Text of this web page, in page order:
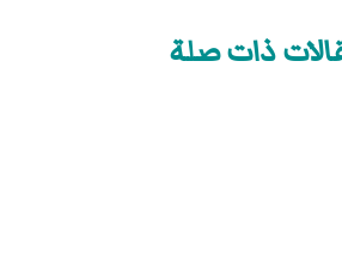
ذات صلة